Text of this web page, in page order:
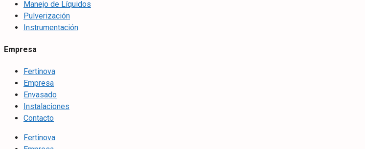
Manejo de Líquidos
Pulverización
Instrumentación
Empresa
Fertinova
Empresa
Envasado
Instalaciones
Contacto
Fertinova